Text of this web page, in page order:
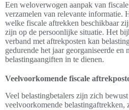
Een weloverwogen aanpak van
verzamelen van relevante informatie.
welke fiscale aftrekken beschikbaar
zijn op de persoonlijke situatie. Het
verband met aftrekposten kan
gedurende het jaar georganiseerde en
belastingaangiften in te dienen.
Veelvoorkomende fiscale
Veel belastingbetalers zijn zich
veelvoorkomende belastingaftrekken,